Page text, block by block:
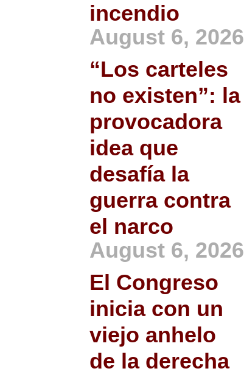
incendio
August 6, 2026
“Los carteles
no existen”: la
provocadora
idea que
desafía la
guerra contra
el narco
August 6, 2026
El Congreso
inicia con un
viejo anhelo
de la derecha